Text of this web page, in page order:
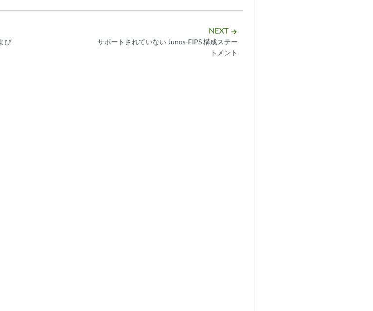
び
NEXT arrow_forward
サポートされていない Junos-FIPS 構成ステー
トメント